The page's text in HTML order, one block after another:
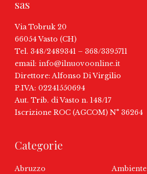
sas
Via Tobruk 20
66054 Vasto (CH)
Tel. 348/2489341 – 368/3395711
email: info@ilnuovoonline.it
Direttore: Alfonso Di Virgilio
P.IVA: 02241550694
Aut. Trib. di Vasto n. 148/17
Iscrizione ROC (AGCOM) N° 36264
Categorie
Abruzzo
Ambiente